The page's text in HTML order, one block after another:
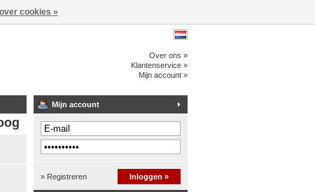
Over ons »
Klantenservice »
Mijn account »
Mijn account
» Registreren Inloggen »
cookies »